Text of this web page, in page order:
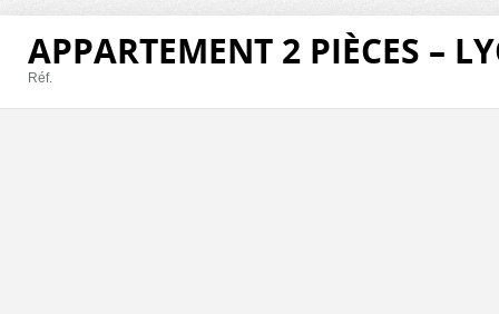
APPARTEMENT 2 PIÈCES –
Réf.